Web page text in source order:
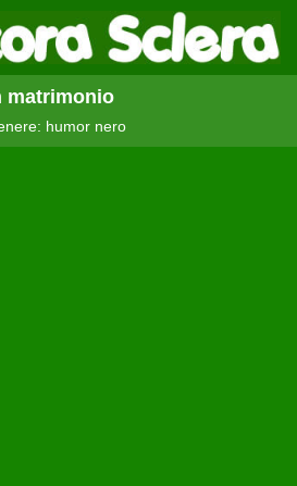
matrimonio
humor nero